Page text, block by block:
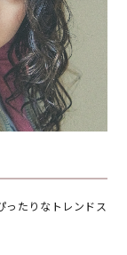
ったりなトレンドス